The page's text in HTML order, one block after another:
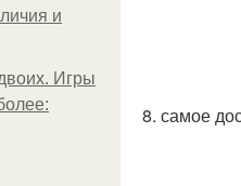
и
Игры
8. самое